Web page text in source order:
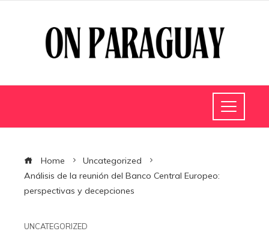
Home
Uncategorized
Análisis de la reunión del Banco Central Europeo:
perspectivas y decepciones
UNCATEGORIZED